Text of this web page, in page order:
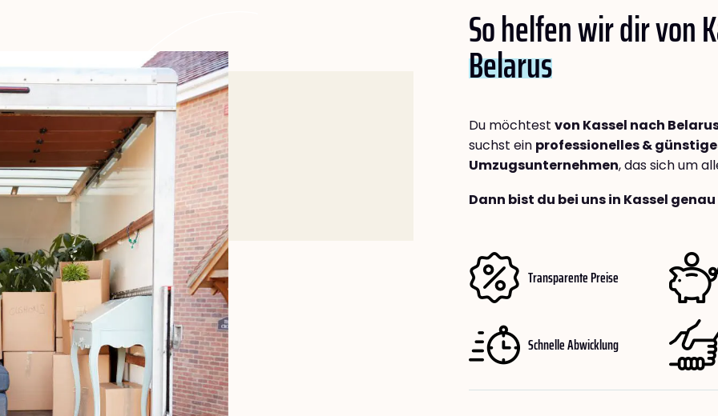
So helfen wir dir von
Belarus
Du möchtest von Kassel nach
suchst ein professionelles &
Umzugsunternehmen, das sich um
Dann bist du bei uns in Kassel
Transparente Preise
Schnelle Abwicklung